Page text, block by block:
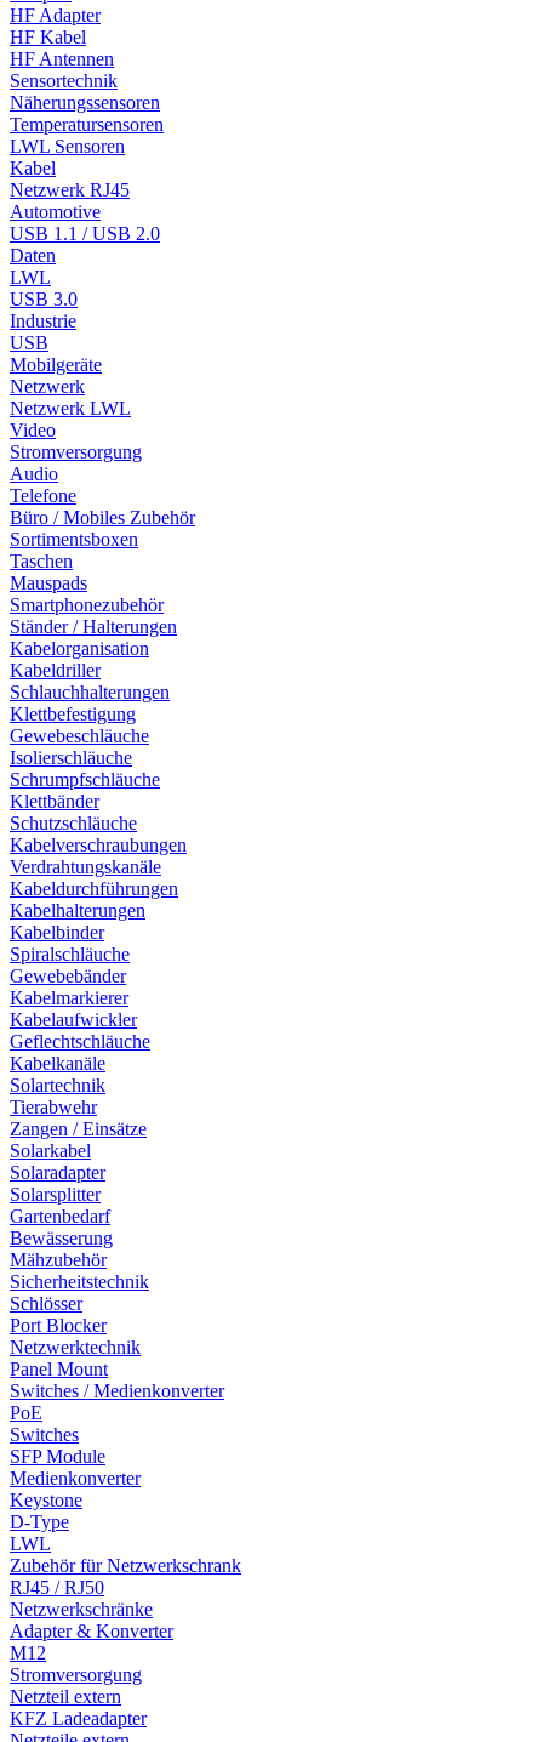
HF Adapter
HF Kabel
HF Antennen
Sensortechnik
Näherungssensoren
Temperatursensoren
LWL Sensoren
Kabel
Netzwerk RJ45
Automotive
USB 1.1 / USB 2.0
Daten
LWL
USB 3.0
Industrie
USB
Mobilgeräte
Netzwerk
Netzwerk LWL
Video
Stromversorgung
Audio
Telefone
Büro / Mobiles Zubehör
Sortimentsboxen
Taschen
Mauspads
Smartphonezubehör
Ständer / Halterungen
Kabelorganisation
Kabeldriller
Schlauchhalterungen
Klettbefestigung
Gewebeschläuche
Isolierschläuche
Schrumpfschläuche
Klettbänder
Schutzschläuche
Kabelverschraubungen
Verdrahtungskanäle
Kabeldurchführungen
Kabelhalterungen
Kabelbinder
Spiralschläuche
Gewebebänder
Kabelmarkierer
Kabelaufwickler
Geflechtschläuche
Kabelkanäle
Solartechnik
Tierabwehr
Zangen / Einsätze
Solarkabel
Solaradapter
Solarsplitter
Gartenbedarf
Bewässerung
Mähzubehör
Sicherheitstechnik
Schlösser
Port Blocker
Netzwerktechnik
Panel Mount
Switches / Medienkonverter
PoE
Switches
SFP Module
Medienkonverter
Keystone
D-Type
LWL
Zubehör für Netzwerkschrank
RJ45 / RJ50
Netzwerkschränke
Adapter & Konverter
M12
Stromversorgung
Netzteil extern
KFZ Ladeadapter